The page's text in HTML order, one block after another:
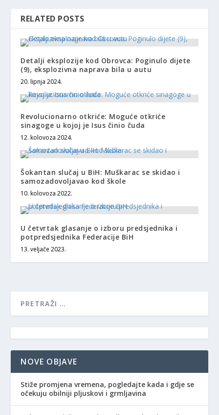
RELATED POSTS
Detalji eksplozije kod Obrovca: Poginulo dijete
(9), eksplozivna naprava bila u autu
20. lipnja 2024.
Revolucionarno otkriće: Moguće otkriće
sinagoge u kojoj je Isus činio čuda
12. kolovoza 2024.
Šokantan slučaj u BiH: Muškarac se skidao i
samozadovoljavao kod škole
10. kolovoza 2022.
U četvrtak glasanje o izboru predsjednika i
potpredsjednika Federacije BiH
13. veljače 2023.
NOVE OBJAVE
Stiže promjena vremena, pogledajte kada i gdje se
očekuju obilniji pljuskovi i grmljavina